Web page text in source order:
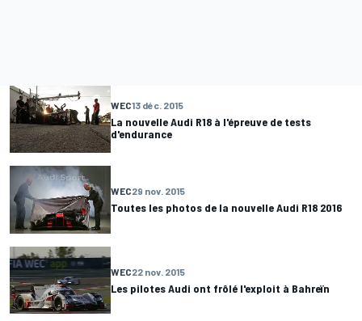
WEC13 déc. 2015
La nouvelle Audi R18 à l'épreuve de tests
d'endurance
WEC29 nov. 2015
Toutes les photos de la nouvelle Audi R18 2016
WEC22 nov. 2015
Les pilotes Audi ont frôlé l'exploit à Bahreïn